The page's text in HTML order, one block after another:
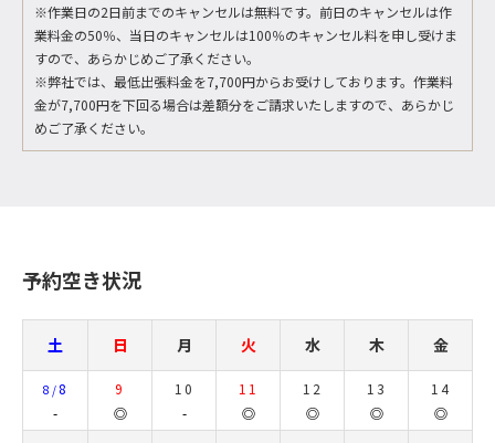
※作業日の2日前までのキャンセルは無料です。前日のキャンセルは作
業料金の50％、当日のキャンセルは100％のキャンセル料を申し受けま
すので、あらかじめご了承ください。
※弊社では、最低出張料金を7,700円からお受けしております。作業料
金が7,700円を下回る場合は差額分をご請求いたしますので、あらかじ
めご了承ください。
予約空き状況
土 日 月 火 水 木 金
8/ 8
-
9
◎
10
-
11
◎
12
◎
13
◎
14
◎